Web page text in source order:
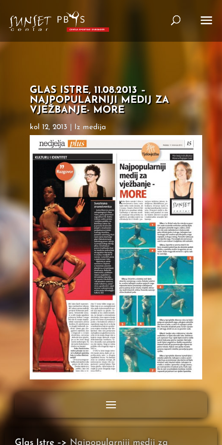
GLAS ISTRE, 11.08.2013 –
NAJPOPULARNIJI MEDIJ ZA
VJEŽBANJE- MORE
kol 12, 2013 Iz medija
Glas Istre –> Najpopularniji medij za